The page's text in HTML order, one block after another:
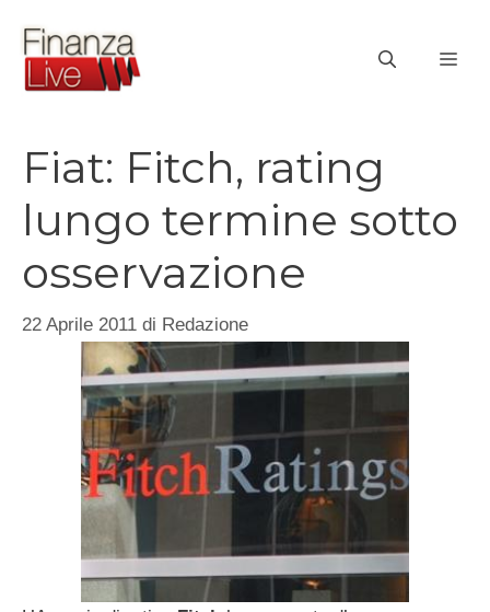
contenuto
Fiat: Fitch, rating
lungo termine sotto
osservazione
22 Aprile 2011 di Redazione